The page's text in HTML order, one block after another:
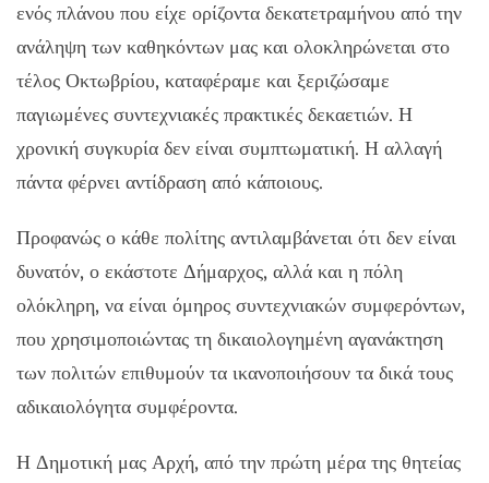
ενός πλάνου που είχε ορίζοντα δεκατετραμήνου από την
ανάληψη των καθηκόντων μας και ολοκληρώνεται στο
τέλος Οκτωβρίου, καταφέραμε και ξεριζώσαμε
παγιωμένες συντεχνιακές πρακτικές δεκαετιών. Η
χρονική συγκυρία δεν είναι συμπτωματική. Η αλλαγή
πάντα φέρνει αντίδραση από κάποιους.
Προφανώς ο κάθε πολίτης αντιλαμβάνεται ότι δεν είναι
δυνατόν, ο εκάστοτε Δήμαρχος, αλλά και η πόλη
ολόκληρη, να είναι όμηρος συντεχνιακών συμφερόντων,
που χρησιμοποιώντας τη δικαιολογημένη αγανάκτηση
των πολιτών επιθυμούν τα ικανοποιήσουν τα δικά τους
αδικαιολόγητα συμφέροντα.
Η Δημοτική μας Αρχή, από την πρώτη μέρα της θητείας